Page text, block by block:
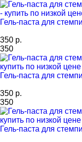
Гель-паста для
350 р.
350
Гель-паста для
350 р.
350
Гель-паста для